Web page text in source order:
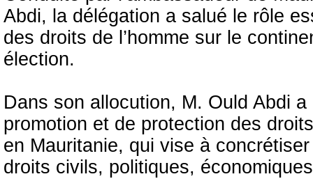
Abdi, la délégation a salué le rôle
des droits de l’homme sur le
élection.
Dans son allocution, M. Ould Abdi
promotion et de protection des
en Mauritanie, qui vise à
droits civils, politiques,